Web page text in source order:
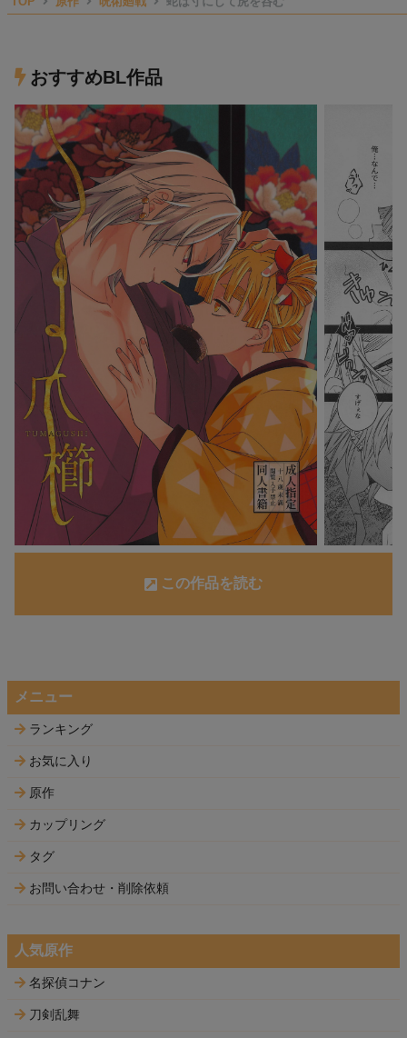
おすすめBL作品
この作品を読む
メニュー
ランキング
お気に入り
原作
カップリング
タグ
お問い合わせ・削除依頼
人気原作
名探偵コナン
刀剣乱舞